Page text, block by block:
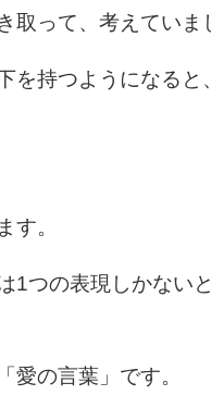
取って、考えていま
を持つようになる
す。
1つの表現しかない
愛の言葉」です。